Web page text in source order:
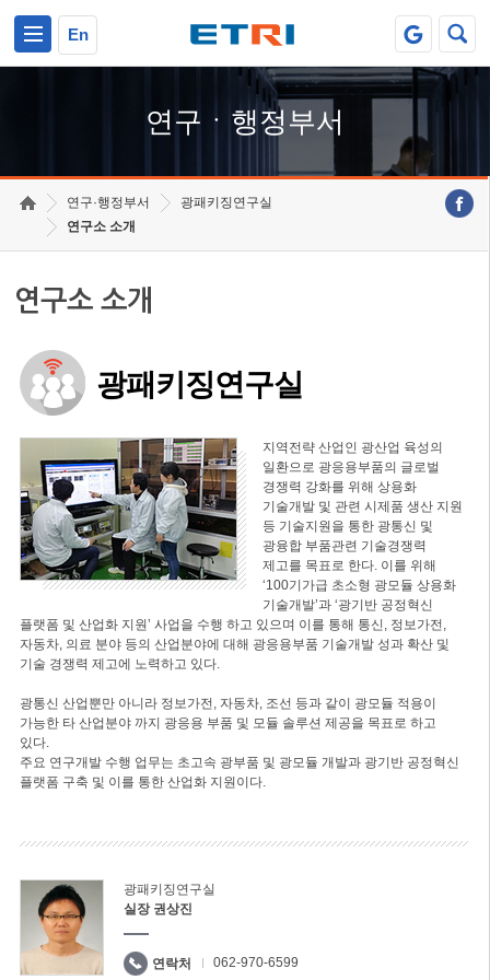
En
연구ㆍ행정부서
연구·행정부서
광패키징연구실
연구소 소개
연구소 소개
광패키징연구실
지역전략 산업인 광산업 육성의
일환으로 광응용부품의 글로벌
경쟁력 강화를 위해 상용화
기술개발 및 관련 시제품 생산 지원
등 기술지원을 통한 광통신 및
광융합 부품관련 기술경쟁력
제고를 목표로 한다. 이를 위해
‘100기가급 초소형 광모듈 상용화
기술개발’과 ‘광기반 공정혁신
플랫폼 및 산업화 지원’ 사업을 수행 하고 있으며 이를 통해 통신, 정보가전,
자동차, 의료 분야 등의 산업분야에 대해 광응용부품 기술개발 성과 확산 및
기술 경쟁력 제고에 노력하고 있다.
광통신 산업뿐만 아니라 정보가전, 자동차, 조선 등과 같이 광모듈 적용이
가능한 타 산업분야 까지 광응용 부품 및 모듈 솔루션 제공을 목표로 하고
있다.
주요 연구개발 수행 업무는 초고속 광부품 및 광모듈 개발과 광기반 공정혁신
플랫폼 구축 및 이를 통한 산업화 지원이다.
광패키징연구실
실장 권상진
연락처 062-970-6599